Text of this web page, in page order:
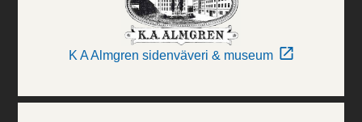
K A Almgren sidenväveri & museum